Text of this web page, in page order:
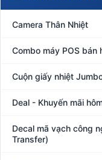
Camera Thân Nhiệt
Combo máy POS bán
Cuộn giấy nhiệt
Deal - Khuyến mãi
Decal mã vạch công
Transfer)